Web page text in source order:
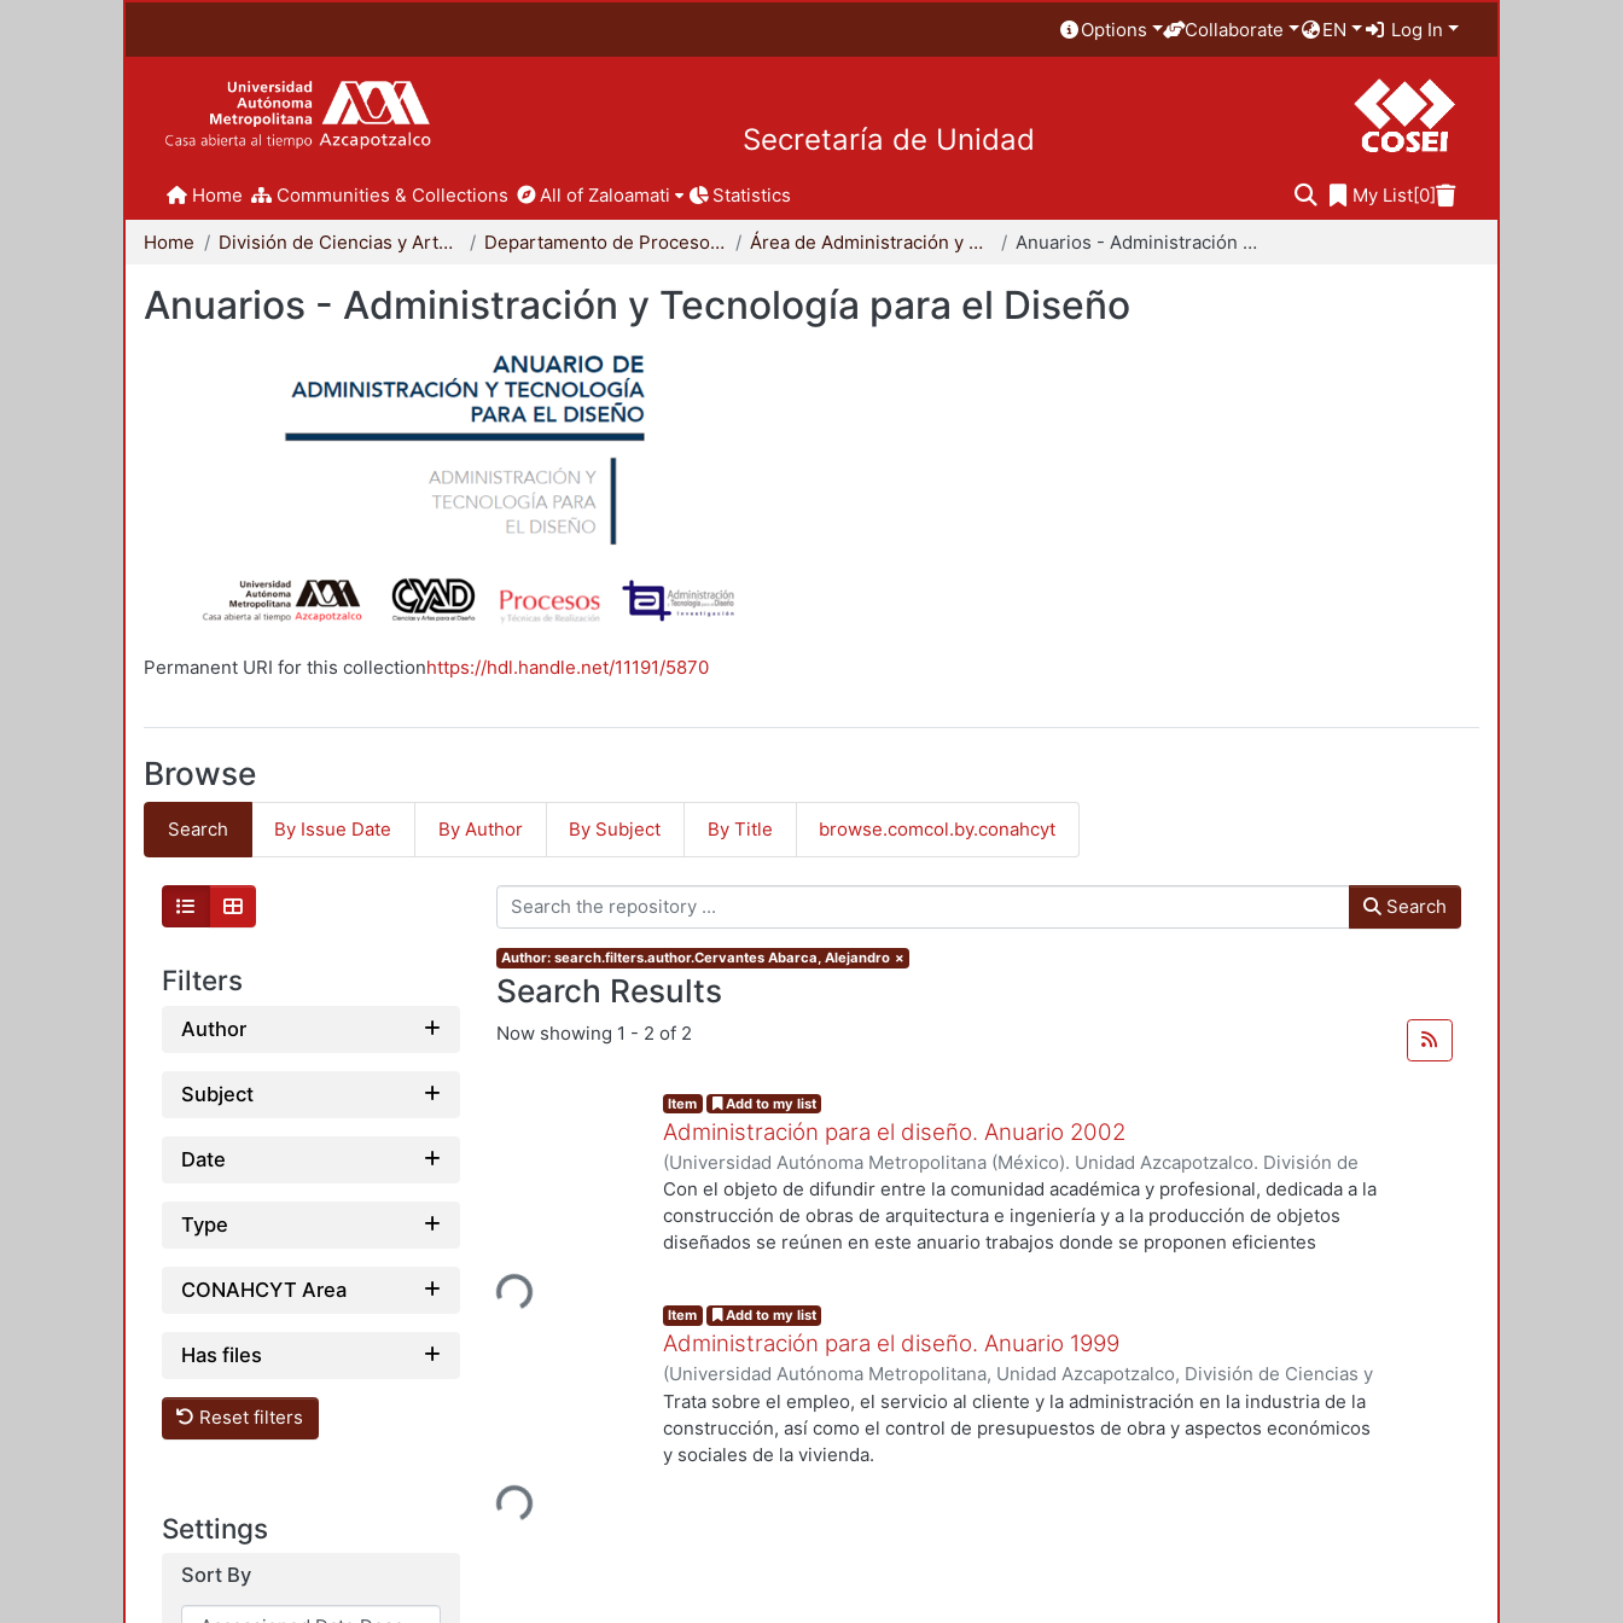
Options Collaborate EN Log In
Secretaría de Unidad
Home Communities & Collections All of Zaloamati Statistics My List[0]
Home División de Ciencias y Artes para el Diseño Departamento de Procesos y Técnicas de Realización Área de Administración y Tecnología para el Diseño Anuarios - Administración y Tecnología para el Diseño
Anuarios - Administración y Tecnología para el Diseño
Permanent URI for this collectionhttps://hdl.handle.net/11191/5870
Browse
Search By Issue Date By Author By Subject By Title browse.comcol.by.conahcyt
Filters
Author
Subject
Date
Type
CONAHCYT Area
Has files
Reset filters
Settings
Sort By
Search
Author: search.filters.author.Cervantes Abarca, Alejandro ×
Search Results
Now showing 1 - 2 of 2
Loading...
Item Add to my list
Administración para el diseño. Anuario 2002
(Universidad Autónoma Metropolitana (México). Unidad Azcapotzalco. División de
Ciencias y Artes para el Diseño.,2002)Carpio Utrilla, César Jorge;Poó Rubio,
Aurora;Cervantes Abarca, Alejandro;Jiménez Trejo, Joaquín;Vilchis Salazar,
Rubén;Rodríguez Martínez, Jorge;Flores Bustamante, Antonio;Rocha Chiú, Luis
Con el objeto de difundir entre la comunidad académica y profesional, dedicada a la
construcción de obras de arquitectura e ingeniería y a la producción de objetos
diseñados se reúnen en este anuario trabajos donde se proponen eficientes
dirección de nuevos productos del Diseño, dentro del ámbito de las tecnologías
constructivas.
Loading...
Item Add to my list
Administración para el diseño. Anuario 1999
(Universidad Autónoma Metropolitana, Unidad Azcapotzalco, División de Ciencias y
Artes para el Diseño, Departamento de Procesos y Técnicas de Realización,1999)
Poó Rubio, Aurora;Cervantes Abarca, Alejandro;Vilchis Salazar, Rubén;Carpio
Utrilla, César Jorge;Rodríguez Martínez, Jorge
Trata sobre el empleo, el servicio al cliente y la administración en la industria de la
construcción, así como el control de presupuestos de obra y aspectos económicos
y sociales de la vivienda.